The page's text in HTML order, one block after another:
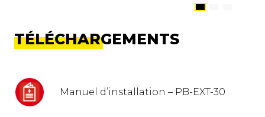
TÉLÉCHARGEMENTS
Manuel d’installation – PB-EXT-30